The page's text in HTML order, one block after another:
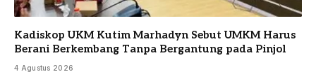
Kadiskop UKM Kutim Marhadyn Sebut UMKM Harus
Berani Berkembang Tanpa Bergantung pada Pinjol
4 Agustus 2026